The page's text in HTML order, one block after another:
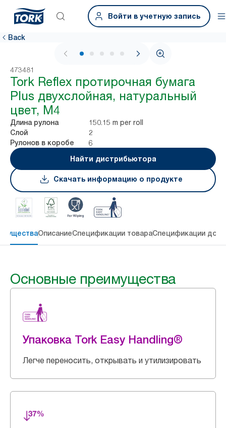
Войти в учетную запись
Back
1 / 6
473481
Tork Reflex протирочная бумага
Plus двухслойная, натуральный
цвет, M4
Длина рулона 150.15 m per roll
Слой 2
Рулонов в коробе
6
Найти дистрибьютора
Скачать информацию о продукте
ОписаниеСпецификации товараСпецификации
Основные преимущества
Упаковка Tork Easy Handling®
Легче переносить, открывать и утилизировать